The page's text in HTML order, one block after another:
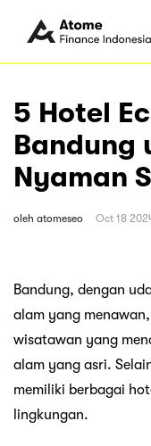
5 Hotel
Bandung
Nyaman
oleh atomeseo Oct 18
Bandung, dengan
alam yang
wisatawan yang
alam yang asri.
memiliki berbagai
lingkungan.